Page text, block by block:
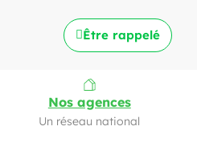
Être rappelé
Nos agences
Un réseau national